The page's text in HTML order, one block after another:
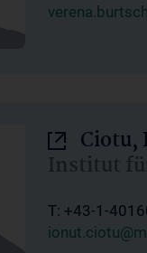
Ciotu,
Institut
T: +43-1-